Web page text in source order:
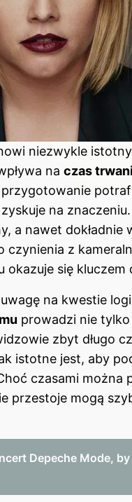
niezwykle
na czas
na znaczeniu.
a nawet
czynienia z
okazuje się kluczem
na kwestie
prowadzi nie
zbyt długo
istotne jest, aby
czasami można
przestoje mogą
Depeche Mode, by